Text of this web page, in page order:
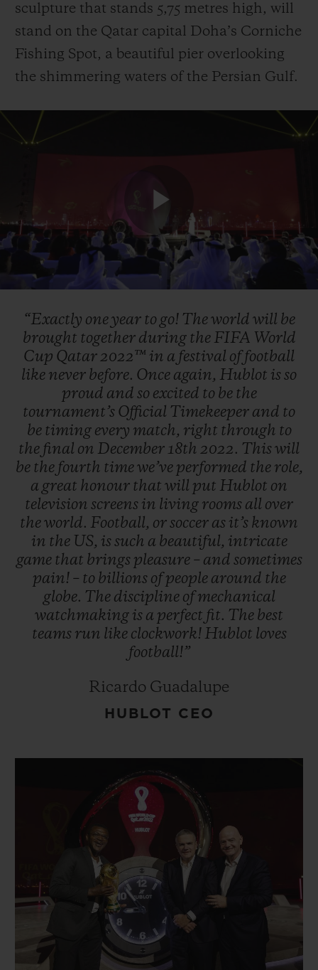
sculpture that stands 5,75 metres high, will
stand on the Qatar capital Doha’s Corniche
Fishing Spot, a beautiful pier overlooking
the shimmering waters of the Persian Gulf.
Play
Video
“Exactly oneyear to go! Theworld will be
brought together during the FIFA World
Cup Qatar2022™ in a festival offootball
like never before. Once again, Hublot isso
proud and so excited to be the
tournament’s Official Timekeeper and to
be timing every match, right through to
the final on December 18th 2022. Thiswill
be the fourth timewe’ve performed the role,
a great honour that will put Hublot on
television screens in living rooms all over
theworld. Football, orsoccer as it’s known
in the US, issuch a beautiful, intricate
game that brings pleasure – and sometimes
pain! – to billions ofpeople around the
globe. The discipline ofmechanical
watchmaking is a perfect fit. The best
teams run like clockwork! Hublot loves
football!”
Ricardo Guadalupe
HUBLOT CEO